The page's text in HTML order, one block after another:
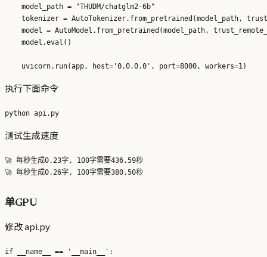
    model_path = "THUDM/chatglm2-6b"
tokenizer = AutoTokenizer.from_pretrained(model_path,
model = AutoModel.from_pretrained(model_path,
    model.eval()
执行下面命令
测试生成速度
🚀 每秒生成0.23字, 100字需要436.59秒
单GPU
修改 api.py
if __name__ == '__main__':